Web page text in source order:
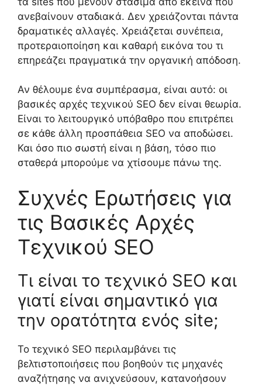
ανεβαίνουν σταδιακά. Δεν χρειάζονται πάντα
δραματικές αλλαγές. Χρειάζεται συνέπεια,
προτεραιοποίηση και καθαρή εικόνα του τι
επηρεάζει πραγματικά την οργανική απόδοση.
Αν θέλουμε ένα συμπέρασμα, είναι αυτό: οι
βασικές αρχές τεχνικού SEO δεν είναι θεωρία.
Είναι το λειτουργικό υπόβαθρο που επιτρέπει
σε κάθε άλλη προσπάθεια SEO να αποδώσει.
Και όσο πιο σωστή είναι η βάση, τόσο πιο
σταθερά μπορούμε να χτίσουμε πάνω της.
Συχνές Ερωτήσεις για
τις Βασικές Αρχές
Τεχνικού SEO
Τι είναι το τεχνικό SEO και
γιατί είναι σημαντικό για
την ορατότητα ενός site;
Το τεχνικό SEO περιλαμβάνει τις
βελτιστοποιήσεις που βοηθούν τις μηχανές
αναζήτησης να ανιχνεύσουν, κατανοήσουν